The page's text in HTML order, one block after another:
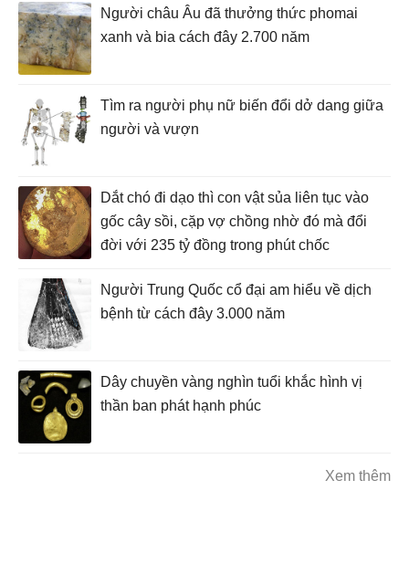
Người châu Âu đã thưởng thức phomai
xanh và bia cách đây 2.700 năm
Tìm ra người phụ nữ biến đổi dở dang giữa
người và vượn
Dắt chó đi dạo thì con vật sủa liên tục vào
gốc cây sồi, cặp vợ chồng nhờ đó mà đổi
đời với 235 tỷ đồng trong phút chốc
Người Trung Quốc cổ đại am hiểu về dịch
bệnh từ cách đây 3.000 năm
Dây chuyền vàng nghìn tuổi khắc hình vị
thần ban phát hạnh phúc
Xem thêm